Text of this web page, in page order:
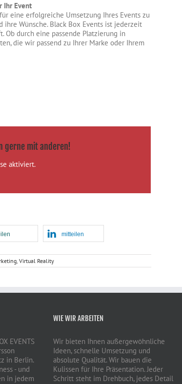
Ihr Event
eine erfolgreiche Umsetzung Ihres Events zu
ihre Wünsche. Black Box Events ist jederzeit
Ob durch eine passende Platzierung in
die wir passend zu Ihrer Marke oder Ihrem
gerne mit anderen!
aktiviert.
mitteilen
Virtual Reality
EVENTS
in Berlin.
- und
in jedem
WIE WIR ARBEITEN
Wir bieten Ihnen außergewöhnliche
Ideen, schnelle Umsetzung und
absolute Qualität. Wir bauen die
Kulissen für Ihre Präsentation. Jeder
Schritt steht im Drehbuch, jedes Detail